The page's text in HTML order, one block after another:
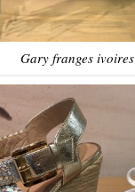
Gary franges ivoires